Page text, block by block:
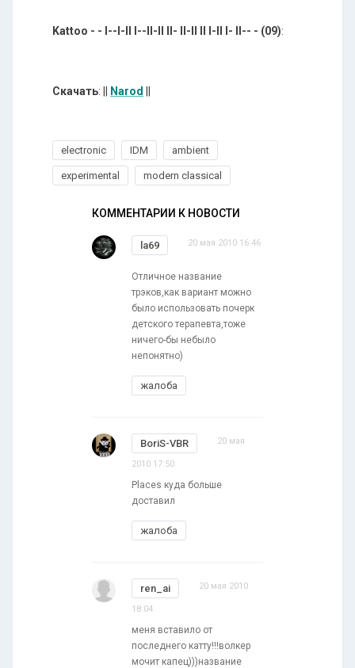
Kattoo - - l--l-ll l--ll-ll ll- ll-ll ll l-ll l- ll-- - (09):
Скачать: || Narod
electronic IDM ambient
experimental modern classical
КОММЕНТАРИИ К НОВОСТИ
la69 20 мая 2010 16:46
Отличное название
трэков,как вариант можно
было использовать почерк
детского терапевта,тоже
ничего-бы небыло
непонятно)
жалоба
BoriS-VBR 20 мая
2010 17:50
Places куда больше
доставил
жалоба
ren_ai 20 мая 2010
18:04
меня вставило от
последнего катту!!!волкер
мочит капец)))название